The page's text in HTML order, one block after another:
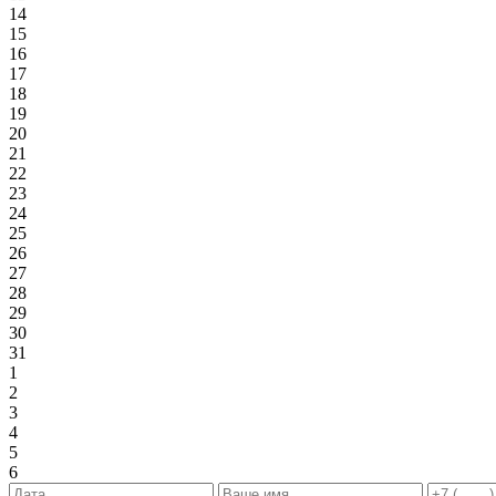
14
15
16
17
18
19
20
21
22
23
24
25
26
27
28
29
30
31
1
2
3
4
5
6